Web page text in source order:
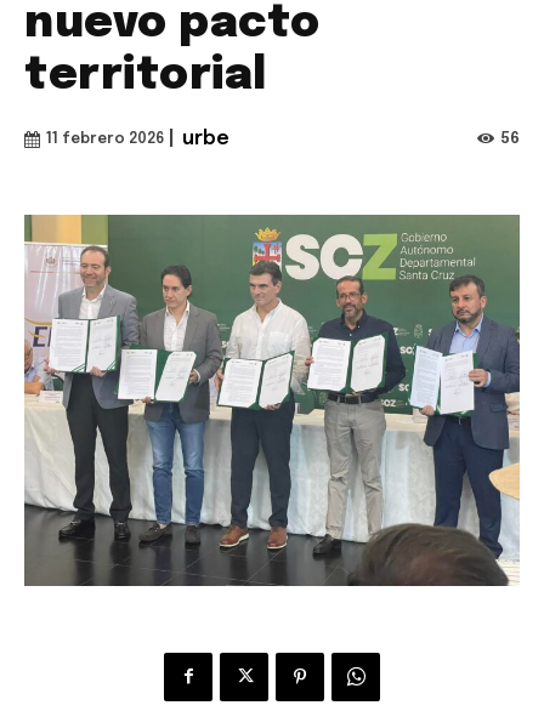
nuevo pacto
territorial
11 febrero 2026 urbe 56